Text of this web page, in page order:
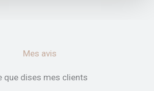
Mes avis
que dises mes clients